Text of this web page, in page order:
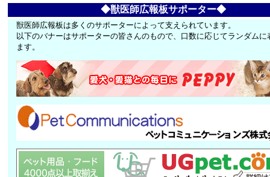
◆獣医師広報板サポーター◆
獣医師広報板は多くのサポーターによって支えられています。
以下のバナーはサポーターの皆さんのもので、口数に応じてランダムに
ます。